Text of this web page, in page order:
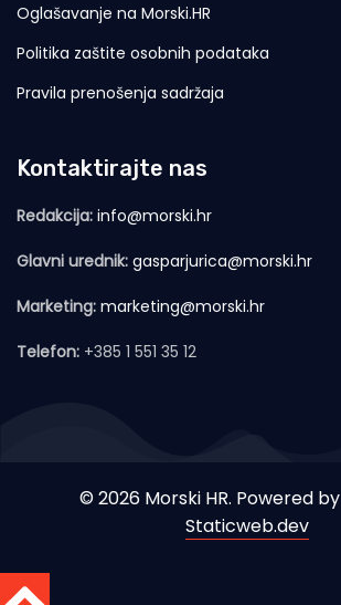
Oglašavanje na Morski.HR
Politika zaštite osobnih podataka
Pravila prenošenja sadržaja
Kontaktirajte nas
Redakcija: info@morski.hr
Glavni urednik: gasparjurica@morski.hr
Marketing: marketing@morski.hr
Telefon: +385 1 551 35 12
© 2026 Morski HR. Powered by
Staticweb.dev